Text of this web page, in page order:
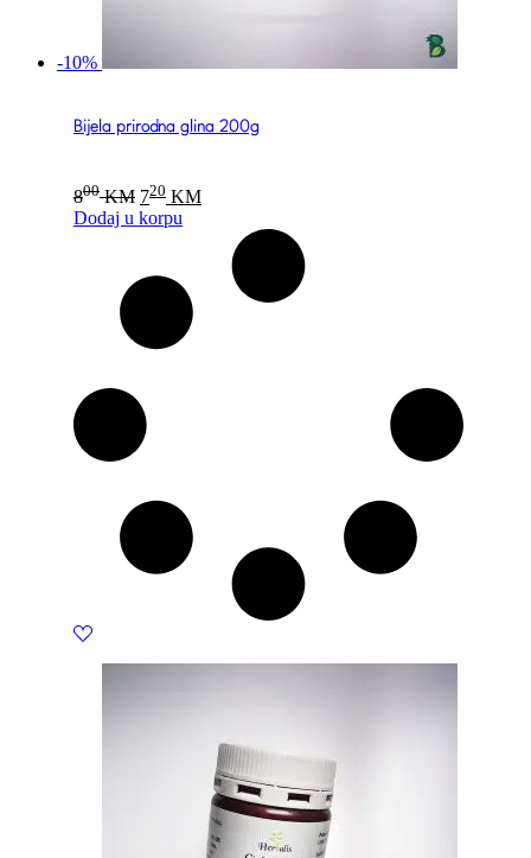
-10%
Bijela prirodna glina 200g
800 KM Original
price
was:
720 KMCurrent
price
720 KM.
Dodaj u korpu